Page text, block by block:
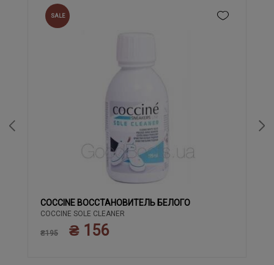
SALE
COCCINE ВОССТАНОВИТЕЛЬ БЕЛОГО
COCCINE SOLE CLEANER
₴195 ₴ 156